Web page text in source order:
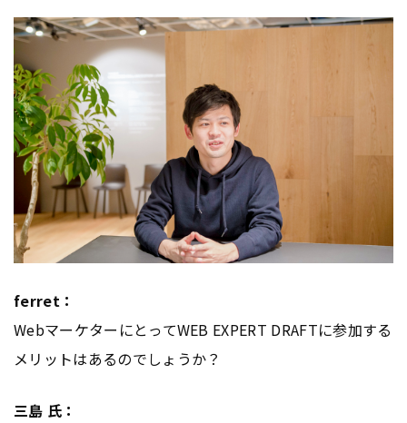
ferret：
WebマーケターにとってWEB EXPERT DRAFTに参加する
メリットはあるのでしょうか？
三島 氏：